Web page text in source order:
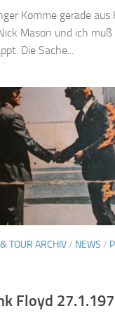
Komme gerade aus
Mason und ich
Die Sache...
TOUR ARCHIV/ NEWS /
Floyd